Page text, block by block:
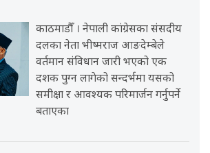
काठमाडौँ । नेपाली कांग्रेसका संसदीय
दलका नेता भीष्मराज आङदेम्बेले
वर्तमान संविधान जारी भएको एक
दशक पुग्न लागेको सन्दर्भमा यसको
समीक्षा र आवश्यक परिमार्जन गर्नुपर्ने
बताएका